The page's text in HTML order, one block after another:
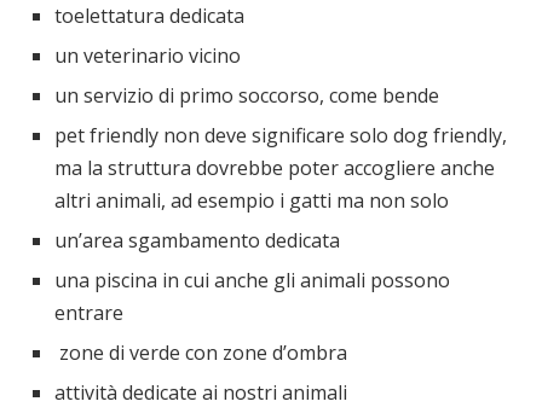
toelettatura dedicata
un veterinario vicino
un servizio di primo soccorso, come bende
pet friendly non deve significare solo dog friendly,
ma la struttura dovrebbe poter accogliere anche
altri animali, ad esempio i gatti ma non solo
un’area sgambamento dedicata
una piscina in cui anche gli animali possono
entrare
zone di verde con zone d’ombra
attività dedicate ai nostri animali